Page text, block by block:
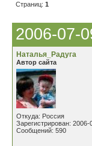
Страниц: 1
2006-07-
Наталья_Радуга
Автор сайта
Откуда: Россия
Зарегистрирован: 2006-
Сообщений: 590